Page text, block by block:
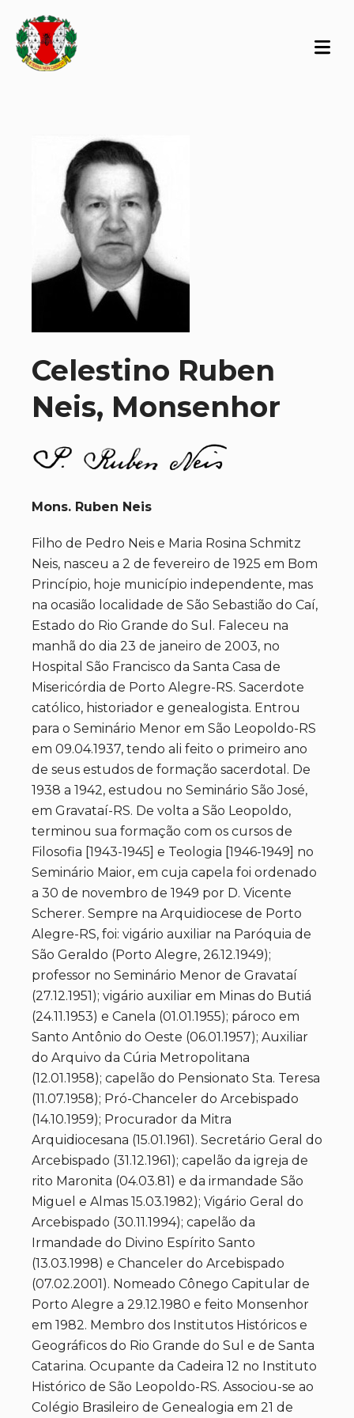
Celestino Ruben
Neis, Monsenhor
Mons. Ruben Neis
Filho de Pedro Neis e Maria Rosina Schmitz
Neis, nasceu a 2 de fevereiro de 1925 em Bom
Princípio, hoje município independente, mas
na ocasião localidade de São Sebastião do Caí,
Estado do Rio Grande do Sul. Faleceu na
manhã do dia 23 de janeiro de 2003, no
Hospital São Francisco da Santa Casa de
Misericórdia de Porto Alegre-RS. Sacerdote
católico, historiador e genealogista. Entrou
para o Seminário Menor em São Leopoldo-RS
em 09.04.1937, tendo ali feito o primeiro ano
de seus estudos de formação sacerdotal. De
1938 a 1942, estudou no Seminário São José,
em Gravataí-RS. De volta a São Leopoldo,
terminou sua formação com os cursos de
Filosofia [1943-1945] e Teologia [1946-1949] no
Seminário Maior, em cuja capela foi ordenado
a 30 de novembro de 1949 por D. Vicente
Scherer. Sempre na Arquidiocese de Porto
Alegre-RS, foi: vigário auxiliar na Paróquia de
São Geraldo (Porto Alegre, 26.12.1949);
professor no Seminário Menor de Gravataí
(27.12.1951); vigário auxiliar em Minas do Butiá
(24.11.1953) e Canela (01.01.1955); pároco em
Santo Antônio do Oeste (06.01.1957); Auxiliar
do Arquivo da Cúria Metropolitana
(12.01.1958); capelão do Pensionato Sta. Teresa
(11.07.1958); Pró-Chanceler do Arcebispado
(14.10.1959); Procurador da Mitra
Arquidiocesana (15.01.1961). Secretário Geral do
Arcebispado (31.12.1961); capelão da igreja de
rito Maronita (04.03.81) e da irmandade São
Miguel e Almas 15.03.1982); Vigário Geral do
Arcebispado (30.11.1994); capelão da
Irmandade do Divino Espírito Santo
(13.03.1998) e Chanceler do Arcebispado
(07.02.2001). Nomeado Cônego Capitular de
Porto Alegre a 29.12.1980 e feito Monsenhor
em 1982. Membro dos Institutos Históricos e
Geográficos do Rio Grande do Sul e de Santa
Catarina. Ocupante da Cadeira 12 no Instituto
Histórico de São Leopoldo-RS. Associou-se ao
Colégio Brasileiro de Genealogia em 21 de